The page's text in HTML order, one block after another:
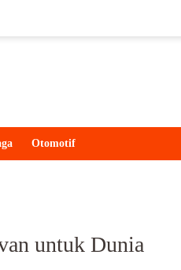
Otomotif
untuk Dunia